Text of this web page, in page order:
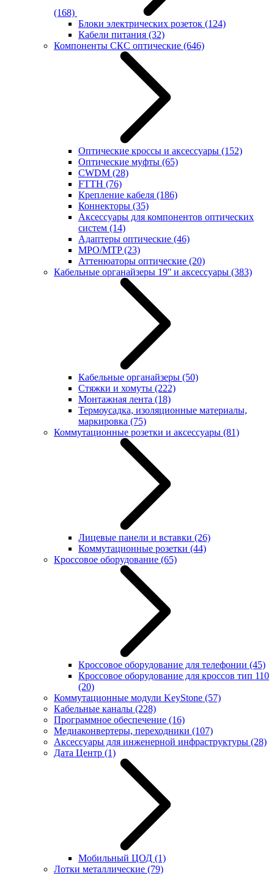
(168)
Блоки электрических розеток (124)
Кабели питания (32)
Компоненты СКС оптические (646)
Оптические кроссы и аксессуары (152)
Оптические муфты (65)
CWDM (28)
FTTH (76)
Крепление кабеля (186)
Коннекторы (35)
Аксессуары для компонентов оптических
систем (14)
Адаптеры оптические (46)
MPO/MTP(23)
Аттенюаторы оптические (20)
Кабельные органайзеры 19'' и аксессуары (383)
Кабельные органайзеры (50)
Стяжки и хомуты (222)
Монтажная лента (18)
Термоусадка, изоляционные материалы,
маркировка (75)
Коммутационные розетки и аксессуары (81)
Лицевые панели и вставки (26)
Коммутационные розетки (44)
Кроссовое оборудование (65)
Кроссовое оборудование для телефонии (45)
Кроссовое оборудование для кроссов тип 110
(20)
Коммутационные модули KeyStone (57)
Кабельные каналы (228)
Программное обеспечение (16)
Медиаконвертеры, переходники (107)
Аксессуары для инженерной инфраструктуры (28)
Дата Центр (1)
Мобильный ЦОД (1)
Лотки металлические (79)